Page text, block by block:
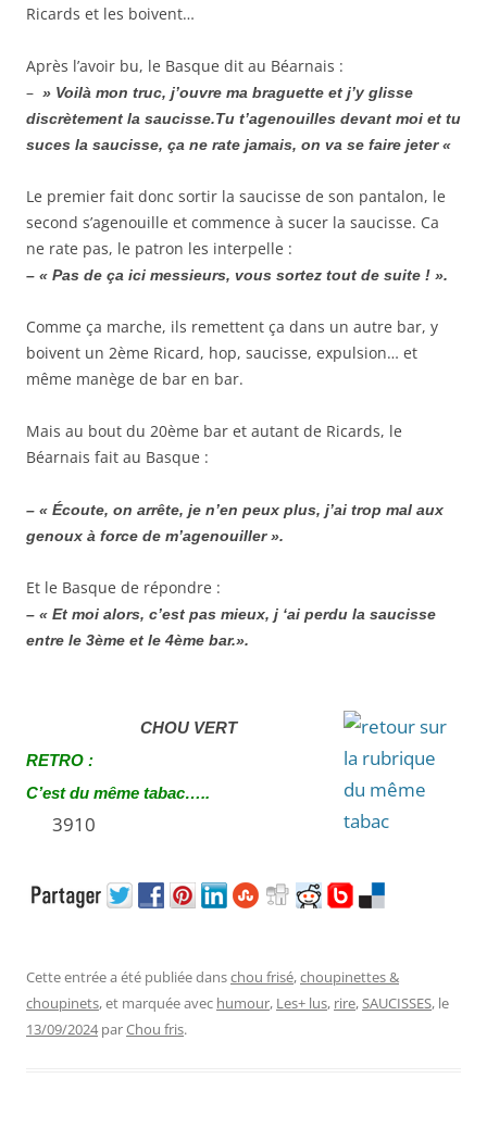
Ricards et les boivent…
Après l’avoir bu, le Basque dit au Béarnais :
– » Voilà mon truc, j’ouvre ma braguette et j’y glisse
discrètement la saucisse.Tu t’agenouilles devant moi et tu
suces la saucisse, ça ne rate jamais, on va se faire jeter «
Le premier fait donc sortir la saucisse de son pantalon, le
second s’agenouille et commence à sucer la saucisse. Ca
ne rate pas, le patron les interpelle :
– « Pas de ça ici messieurs, vous sortez tout de suite ! ».
Comme ça marche, ils remettent ça dans un autre bar, y
boivent un 2ème Ricard, hop, saucisse, expulsion… et
même manège de bar en bar.
Mais au bout du 20ème bar et autant de Ricards, le
Béarnais fait au Basque :
– « Écoute, on arrête, je n’en peux plus, j’ai trop mal aux
genoux à force de m’agenouiller ».
Et le Basque de répondre :
– « Et moi alors, c’est pas mieux, j ‘ai perdu la saucisse
entre le 3ème et le 4ème bar.».
CHOU VERT
RETRO :
C’est du même tabac…..
3910
Cette entrée a été publiée danschou frisé,choupinettes &
choupinets, et marquée avec humour, Les+ lus, rire,SAUCISSES, le
13/09/2024 parChou fris.